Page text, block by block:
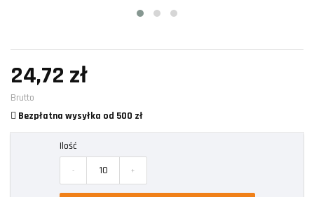
24,72 zł
Brutto
Bezpłatna wysyłka od 500 zł
Ilość
- +